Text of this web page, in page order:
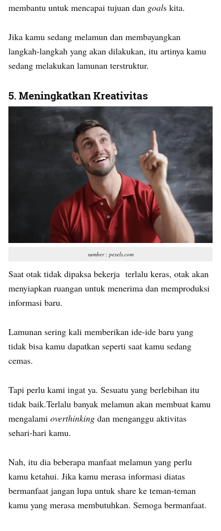
membantu untuk mencapai tujuan dan goals kita.
Jika kamu sedang melamun dan membayangkan
langkah-langkah yang akan dilakukan, itu artinya kamu
sedang melakukan lamunan terstruktur.
5. Meningkatkan Kreativitas
sumber : pexels.com
Saat otak tidak dipaksa bekerja terlalu keras, otak akan
menyiapkan ruangan untuk menerima dan memproduksi
informasi baru.
Lamunan sering kali memberikan ide-ide baru yang
tidak bisa kamu dapatkan seperti saat kamu sedang
cemas.
Tapi perlu kami ingat ya. Sesuatu yang berlebihan itu
tidak baik.Terlalu banyak melamun akan membuat kamu
mengalami overthinking dan menganggu aktivitas
sehari-hari kamu.
Nah, itu dia beberapa manfaat melamun yang perlu
kamu ketahui. Jika kamu merasa informasi diatas
bermanfaat jangan lupa untuk share ke teman-teman
kamu yang merasa membutuhkan. Semoga bermanfaat.